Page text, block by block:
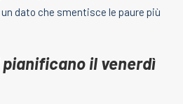
dato che smentisce le paure più
il venerdì